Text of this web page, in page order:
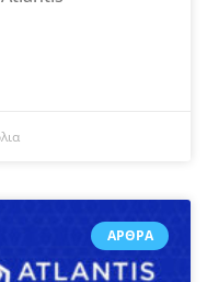
ΆΡΘΡΑ